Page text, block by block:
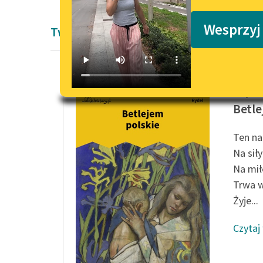
Twórczość Lucjana Rydla
Ten
Na
Na
Trwa
Żyje...
Czytaj